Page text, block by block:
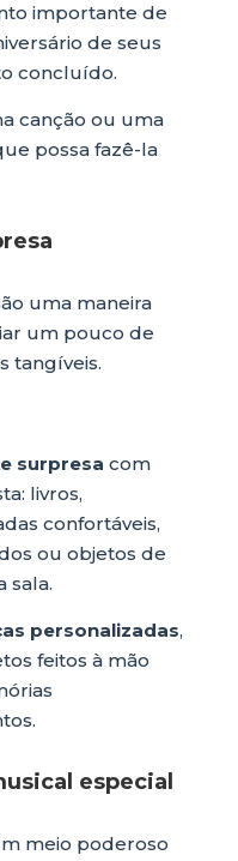
importante de
de seus
concluído.
canção ou uma
possa fazê-la
uma maneira
um pouco de
tangíveis.
surpresa com
livros,
confortáveis,
ou objetos de
sala.
personalizadas,
feitos à mão
especial
meio poderoso